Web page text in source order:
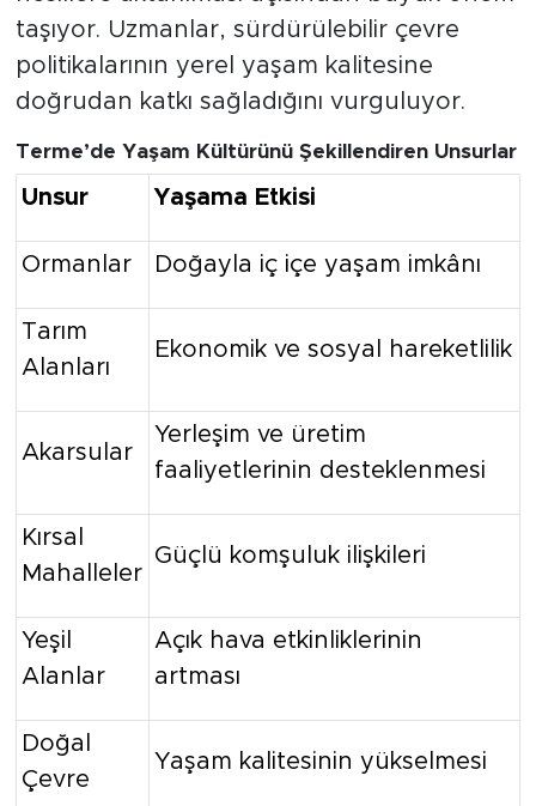
taşıyor. Uzmanlar, sürdürülebilir çevre
politikalarının yerel yaşam kalitesine
doğrudan katkı sağladığını vurguluyor.
Terme’de Yaşam Kültürünü Şekillendiren Unsurlar
Unsur Yaşama Etkisi
Ormanlar Doğayla iç içe yaşam imkânı
Tarım
Alanları
Ekonomik ve sosyal hareketlilik
Akarsular
Yerleşim ve üretim
faaliyetlerinin desteklenmesi
Kırsal
Mahalleler
Güçlü komşuluk ilişkileri
Yeşil
Alanlar
Açık hava etkinliklerinin
artması
Doğal
Çevre
Yaşam kalitesinin yükselmesi